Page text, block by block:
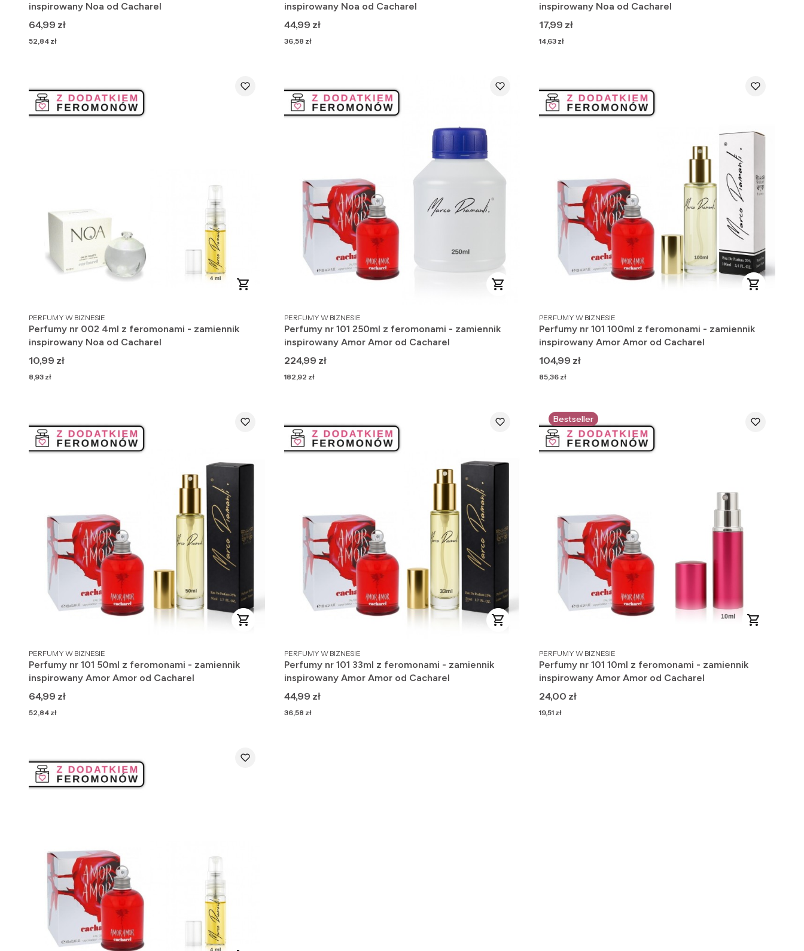
inspirowany Noa od Cacharel
Cena
64,99 zł
Cena
52,84 zł
inspirowany Noa od Cacharel
Cena
44,99 zł
Cena
36,58 zł
inspirowany Noa od Cacharel
Cena
17,99 zł
Cena
14,63 zł
PRODUCENT
PERFUMY W BIZNESIE
Perfumy nr 002 4ml z feromonami - zamiennik
inspirowany Noa od Cacharel
Cena
10,99 zł
Cena
8,93 zł
PRODUCENT
PERFUMY W BIZNESIE
Perfumy nr 101 250ml z feromonami - zamiennik
inspirowany Amor Amor od Cacharel
Cena
224,99 zł
Cena
182,92 zł
PRODUCENT
PERFUMY W BIZNESIE
Perfumy nr 101 100ml z feromonami - zamiennik
inspirowany Amor Amor od Cacharel
Cena
104,99 zł
Cena
85,36 zł
PRODUCENT
PERFUMY W BIZNESIE
Perfumy nr 101 50ml z feromonami - zamiennik
inspirowany Amor Amor od Cacharel
Cena
64,99 zł
Cena
52,84 zł
PRODUCENT
PERFUMY W BIZNESIE
Perfumy nr 101 33ml z feromonami - zamiennik
inspirowany Amor Amor od Cacharel
Cena
44,99 zł
Cena
36,58 zł
Bestseller
PRODUCENT
PERFUMY W BIZNESIE
Perfumy nr 101 10ml z feromonami - zamiennik
inspirowany Amor Amor od Cacharel
Cena
24,00 zł
Cena
19,51 zł